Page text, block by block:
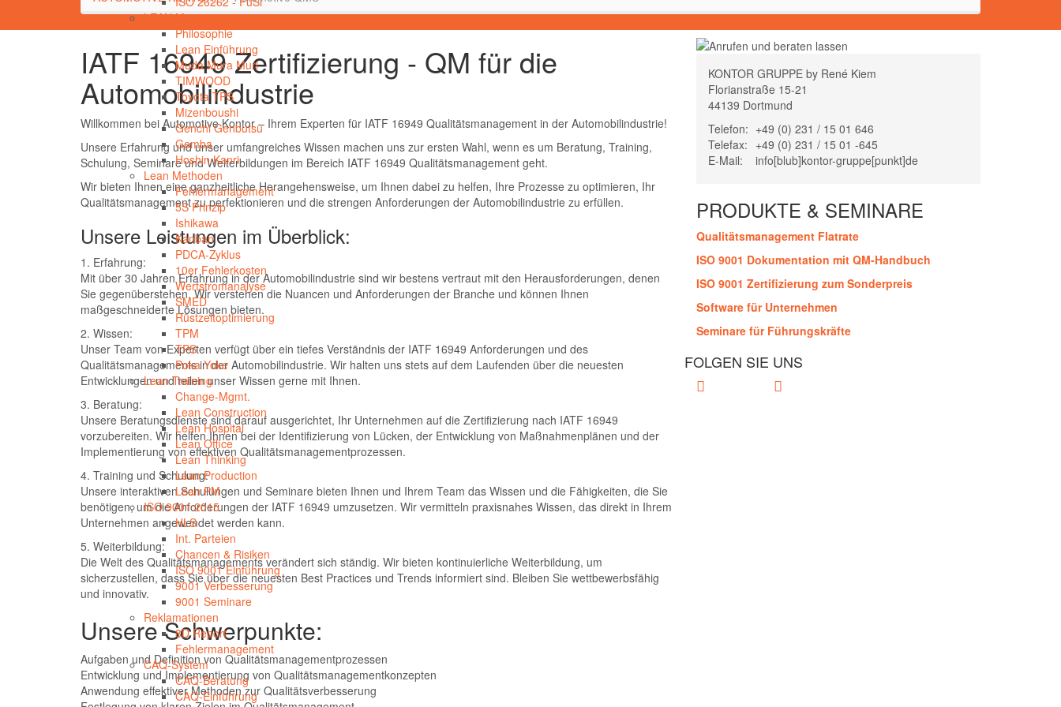
LEAN Management
Philosophie
Lean Einführung
Muda Mura Muri
TIMWOOD
Toyota TPS
Mizenboushi
Genchi Genbutsu
Gemba
Hoshin Kanri
Lean Methoden
Fehlermanagement
5S Prinzip
Ishikawa
Kanban
PDCA-Zyklus
10er Fehlerkosten
Wertstromanalyse
SMED
Rüstzeitoptimierung
TPM
TPS
Poka Yoke
Lean Training
Change-Mgmt.
Lean Construction
Lean Hospital
Lean Office
Lean Thinking
Lean Production
Lean PM
ISO 9001:2015
HLS
Int. Parteien
Chancen & Risiken
ISO 9001 Einführung
9001 Verbesserung
9001 Seminare
Reklamationen
8D Report
Fehlermanagement
CAQ-System
CAQ-Beratung
CAQ-Einführung
IATF 16949 Zertifizierung - QM für die
Automobilindustrie
Willkommen bei Automotive Kontor – Ihrem Experten für IATF 16949 Qualitätsmanagement in der Automobilindustrie!
Unsere Erfahrung und unser umfangreiches Wissen machen uns zur ersten Wahl, wenn es um Beratung, Training,
Schulung, Seminare und Weiterbildungen im Bereich IATF 16949 Qualitätsmanagement geht.
Wir bieten Ihnen eine ganzheitliche Herangehensweise, um Ihnen dabei zu helfen, Ihre Prozesse zu optimieren, Ihr
Qualitätsmanagement zu perfektionieren und die strengen Anforderungen der Automobilindustrie zu erfüllen.
Unsere Leistungen im Überblick:
1. Erfahrung:
Mit über 30 Jahren Erfahrung in der Automobilindustrie sind wir bestens vertraut mit den Herausforderungen, denen
Sie gegenüberstehen. Wir verstehen die Nuancen und Anforderungen der Branche und können Ihnen
maßgeschneiderte Lösungen bieten.
2. Wissen:
Unser Team von Experten verfügt über ein tiefes Verständnis der IATF 16949 Anforderungen und des
Qualitätsmanagements in der Automobilindustrie. Wir halten uns stets auf dem Laufenden über die neuesten
Entwicklungen und teilen unser Wissen gerne mit Ihnen.
3. Beratung:
Unsere Beratungsdienste sind darauf ausgerichtet, Ihr Unternehmen auf die Zertifizierung nach IATF 16949
vorzubereiten. Wir helfen Ihnen bei der Identifizierung von Lücken, der Entwicklung von Maßnahmenplänen und der
Implementierung von effektiven Qualitätsmanagementprozessen.
4. Training und Schulung:
Unsere interaktiven Schulungen und Seminare bieten Ihnen und Ihrem Team das Wissen und die Fähigkeiten, die Sie
benötigen, um die Anforderungen der IATF 16949 umzusetzen. Wir vermitteln praxisnahes Wissen, das direkt in Ihrem
Unternehmen angewendet werden kann.
5. Weiterbildung:
Die Welt des Qualitätsmanagements verändert sich ständig. Wir bieten kontinuierliche Weiterbildung, um
sicherzustellen, dass Sie über die neuesten Best Practices und Trends informiert sind. Bleiben Sie wettbewerbsfähig
und innovativ.
Unsere Schwerpunkte:
Aufgaben und Definition von Qualitätsmanagementprozessen
Entwicklung und Implementierung von Qualitätsmanagementkonzepten
Anwendung effektiver Methoden zur Qualitätsverbesserung
KONTOR GRUPPE by René Kiem
Florianstraße 15-21
44139 Dortmund
Telefon: +49 (0) 231 / 15 01 646
Telefax: +49 (0) 231 / 15 01 -645
E-Mail:
info[blub]kontor-gruppe[punkt]de
PRODUKTE & SEMINARE
Qualitätsmanagement Flatrate
ISO 9001 Dokumentation mit QM-Handbuch
ISO 9001 Zertifizierung zum Sonderpreis
Software für Unternehmen
Seminare für Führungskräfte
FOLGEN SIE UNS